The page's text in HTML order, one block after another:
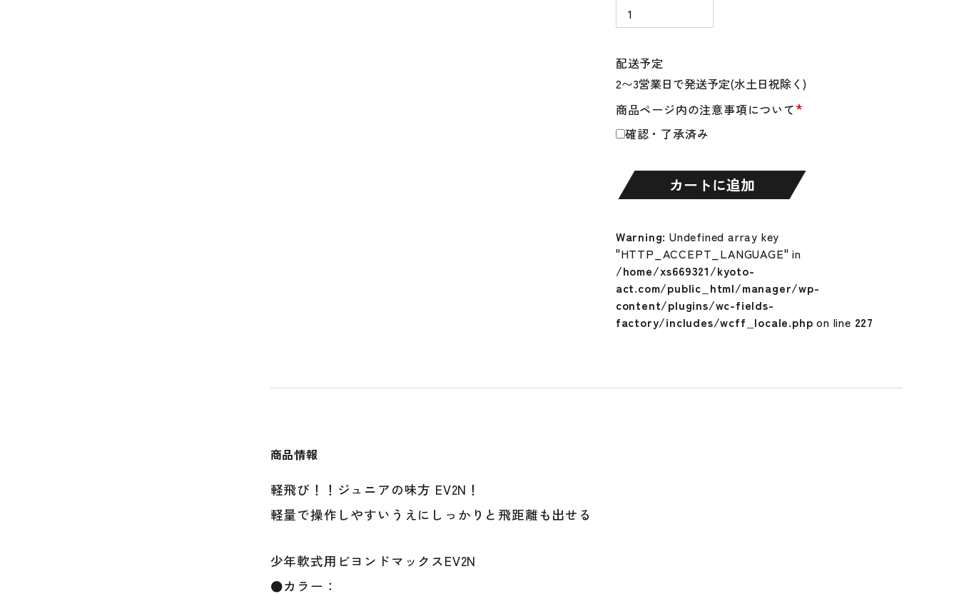
商品ページ内の注意事項について*
確認・了承済み
配送予定
バ
ト
年
野
球
ミ
MIZUNO
年
軟
式
バ
ッ
ト
小
軟
カートに追加
Warning: Undefined array key
"HTTP_ACCEPT_LANGUAGE" in
/home/xs669321/kyoto-
act.com/public_html/manager/wp-
content/plugins/wc-fields-
factory/includes/wcff_locale.php on line 227
商品情報
軽飛び！！ジュニアの味方 EV2N！
軽量で操作しやすいうえにしっかりと飛距離も出せる
少年軟式用ビヨンドマックスEV2N
●カラー：